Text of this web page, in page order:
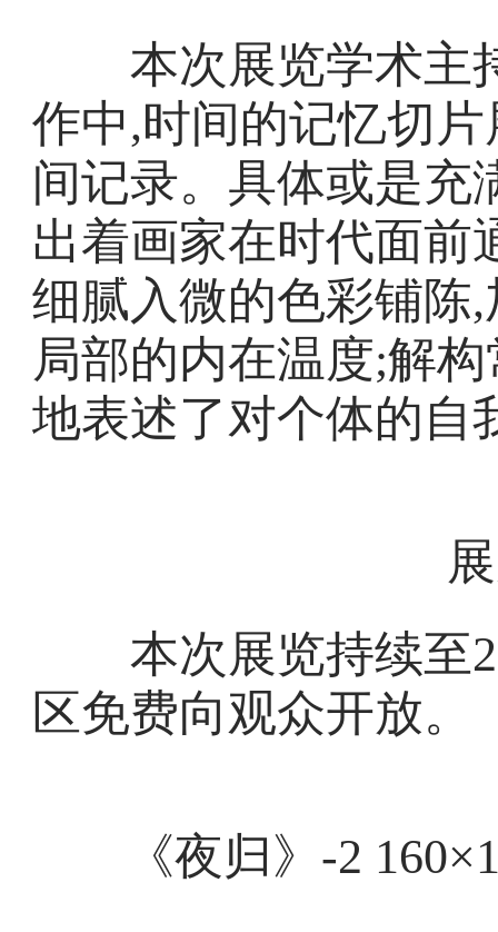
本次展览学术主
作中,时间的记忆切
间记录。具体或是充
出着画家在时代面前
细腻入微的色彩铺陈
局部的内在温度;解
地表述了对个体的自
本次展览持续至
区免费向观众开放。
《夜归》-2